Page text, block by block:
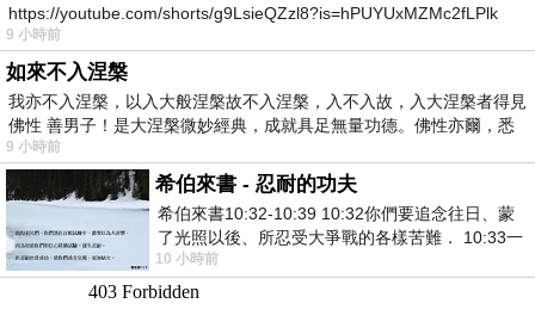
https://youtube.com/shorts/g9LsieQZzl8?is=hPUYUxMZMc2fLPlk
9 小時前
如來不入涅槃
我亦不入涅槃，以入大般涅槃故不入涅槃，入不入故，入大涅槃者得見
佛性 善男子！是大涅槃微妙經典，成就具足無量功德。佛性亦爾，悉
9 小時前
希伯來書 - 忍耐的功夫
希伯來書10:32-10:39 10:32你們要追念往日、蒙
了光照以後、所忍受大爭戰的各樣苦難． 10:33一
面被毀謗、遭患難、成了戲景、叫眾人
10 小時前